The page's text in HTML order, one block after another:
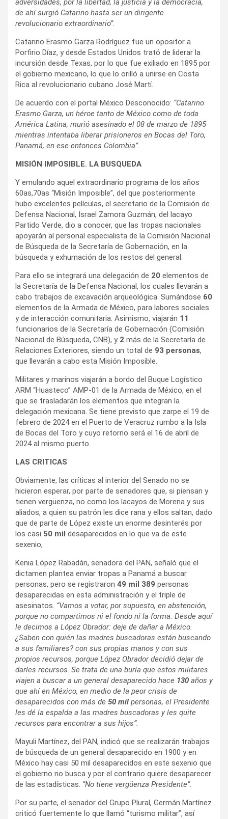
adversidades, por la libertad, la justicia y la democracia,
de ahí surgió Catarino hasta ser un dirigente
revolucionario extraordinario”.
Catarino Erasmo Garza Rodríguez fue un opositor a
Porfirio Díaz, y desde Estados Unidos trató de liderar la
incursión desde Texas, por lo que fue exiliado en 1895 por
el gobierno mexicano, lo que lo orilló a unirse en Costa
Rica al revolucionario cubano José Martí.
De acuerdo con el portal México Desconocido: “Catarino
Erasmo Garza, un héroe tanto de México como de toda
América Latina, murió asesinado el 08 de marzo de 1895
mientras intentaba liberar prisioneros en Bocas del Toro,
Panamá, en ese entonces Colombia”.
MISIÓN IMPOSIBLE. LA BUSQUEDA
Y emulando aquel extraordinario programa de los años
60as,70as “Misión Imposible”, del que posteriormente
hubo excelentes películas, el secretario de la Comisión de
Defensa Nacional, Israel Zamora Guzmán, del lacayo
Partido Verde, dio a conocer, que las tropas nacionales
apoyarán al personal especialista de la Comisión Nacional
de Búsqueda de la Secretaría de Gobernación, en la
búsqueda y exhumación de los restos del general.
Para ello se integrará una delegación de 20 elementos de
la Secretaría de la Defensa Nacional, los cuales llevarán a
cabo trabajos de excavación arqueológica. Sumándose 60
elementos de la Armada de México, para labores sociales
y de interacción comunitaria. Asimismo, viajarán 11
funcionarios de la Secretaría de Gobernación (Comisión
Nacional de Búsqueda, CNB), y 2 más de la Secretaría de
Relaciones Exteriores, siendo un total de 93 personas,
que llevarán a cabo esta Misión Imposible.
Militares y marinos viajarán a bordo del Buque Logístico
ARM “Huasteco” AMP-01 de la Armada de México, en el
que se trasladarán los elementos que integran la
delegación mexicana. Se tiene previsto que zarpe el 19 de
febrero de 2024 en el Puerto de Veracruz rumbo a la Isla
de Bocas del Toro y cuyo retorno será el 16 de abril de
2024 al mismo puerto.
LAS CRITICAS
Obviamente, las críticas al interior del Senado no se
hicieron esperar, por parte de senadores que, si piensan y
tienen vergüenza, no como los lacayos de Morena y sus
aliados, a quien su patrón les dice rana y ellos saltan, dado
que de parte de López existe un enorme desinterés por
los casi 50 mil desaparecidos en lo que va de este
sexenio,
Kenia López Rabadán, senadora del PAN, señaló que el
dictamen plantea enviar tropas a Panamá a buscar
personas, pero se registraron 49 mil 389 personas
desaparecidas en esta administración y el triple de
asesinatos. “Vamos a votar, por supuesto, en abstención,
porque no compartimos ni el fondo ni la forma. Desde aquí
le decimos a López Obrador: deje de dañar a México.
¿Saben con quién las madres buscadoras están buscando
a sus familiares? con sus propias manos y con sus
propios recursos, porque López Obrador decidió dejar de
darles recursos. Se trata de una burla que estos militares
viajen a buscar a un general desaparecido hace 130 años y
que ahí en México, en medio de la peor crisis de
desaparecidos con más de 50 mil personas, el Presidente
les dé la espalda a las madres buscadoras y les quite
recursos para encontrar a sus hijos”.
Mayuli Martínez, del PAN, indicó que se realizarán trabajos
de búsqueda de un general desaparecido en 1900 y en
México hay casi 50 mil desaparecidos en este sexenio que
el gobierno no busca y por el contrario quiere desaparecer
de las estadísticas. “No tiene vergüenza Presidente”.
Por su parte, el senador del Grupo Plural, Germán Martínez
criticó fuertemente lo que llamó “turismo militar”, así